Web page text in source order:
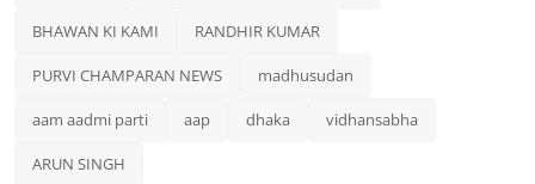
BHAWAN KI KAMI RANDHIR KUMAR
PURVI CHAMPARAN NEWS madhusudan
aam aadmi parti aap dhaka vidhansabha
ARUN SINGH